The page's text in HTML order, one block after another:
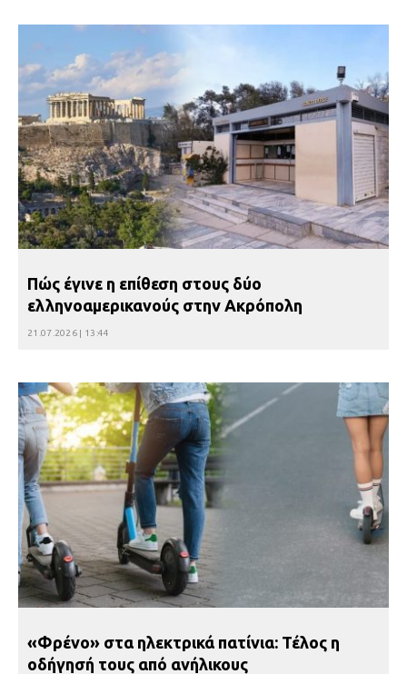
χλμ. μέσα στη γειτονιά»
07.07.2026 | 09:48
Πώς έγινε η επίθεση στους δύο
ελληνοαμερικανούς στην Ακρόπολη
21.07.2026 | 13:44
«Φρένο» στα ηλεκτρικά πατίνια: Τέλος η
οδήγησή τους από ανήλικους